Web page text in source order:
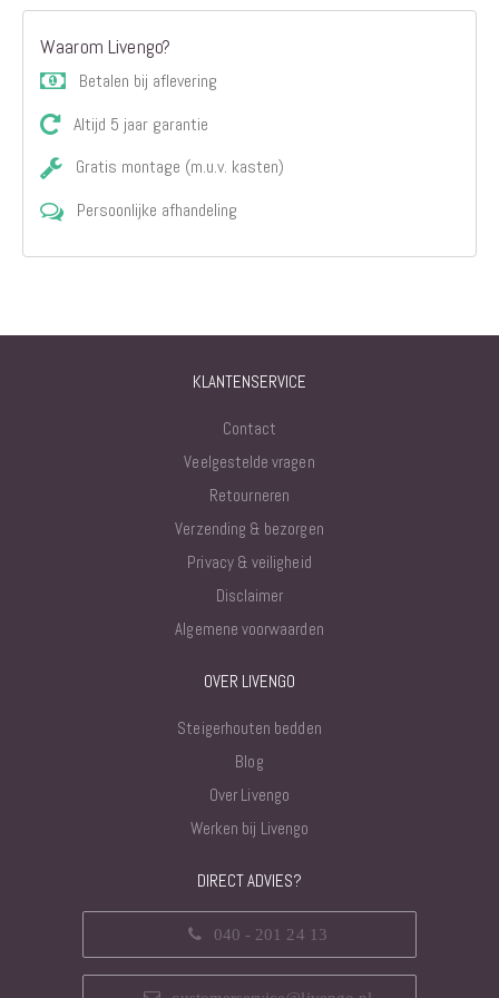
Waarom Livengo?
Betalen bij aflevering
Altijd 5 jaar garantie
Gratis montage (m.u.v. kasten)
Persoonlijke afhandeling
KLANTENSERVICE
Contact
Veelgestelde vragen
Retourneren
Verzending & bezorgen
Privacy & veiligheid
Disclaimer
Algemene voorwaarden
OVER LIVENGO
Steigerhouten bedden
Blog
Over Livengo
Werken bij Livengo
DIRECT ADVIES?
040 - 201 24 13